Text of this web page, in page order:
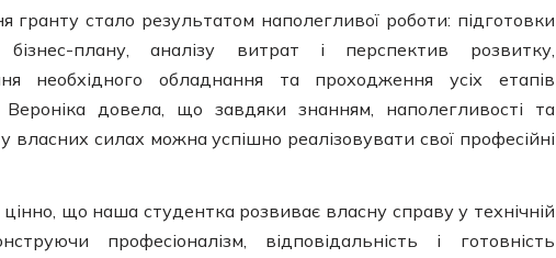
гранту стало результатом наполегливої роботи: підготовки
бізнес-плану, аналізу витрат і перспектив розвитку,
необхідного обладнання та проходження усіх етапів
Вероніка довела, що завдяки знанням, наполегливості та
власних силах можна успішно реалізовувати свої професійні
що наша студентка розвиває власну справу у технічній
професіоналізм, відповідальність і готовність